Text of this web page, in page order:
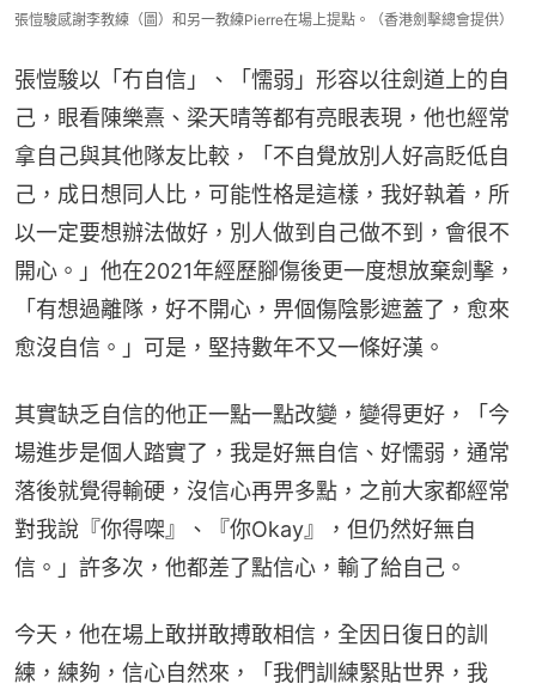
張愷駿感謝李教練（圖）和另一教練Pierre在場上提點。（香港劍擊總會提供）
張愷駿以「冇自信」、「懦弱」形容以往劍道上的自
己，眼看陳樂熹、梁天晴等都有亮眼表現，他也經常
拿自己與其他隊友比較，「不自覺放別人好高貶低自
己，成日想同人比，可能性格是這樣，我好執着，所
以一定要想辦法做好，別人做到自己做不到，會很不
開心。」他在2021年經歷腳傷後更一度想放棄劍擊，
「有想過離隊，好不開心，畀個傷陰影遮蓋了，愈來
愈沒自信。」可是，堅持數年不又一條好漢。
其實缺乏自信的他正一點一點改變，變得更好，「今
場進步是個人踏實了，我是好無自信、好懦弱，通常
落後就覺得輸硬，沒信心再畀多點，之前大家都經常
對我說『你得㗎』、『你Okay』，但仍然好無自
信。」許多次，他都差了點信心，輸了給自己。
今天，他在場上敢拼敢搏敢相信，全因日復日的訓
練，練夠，信心自然來，「我們訓練緊貼世界，我